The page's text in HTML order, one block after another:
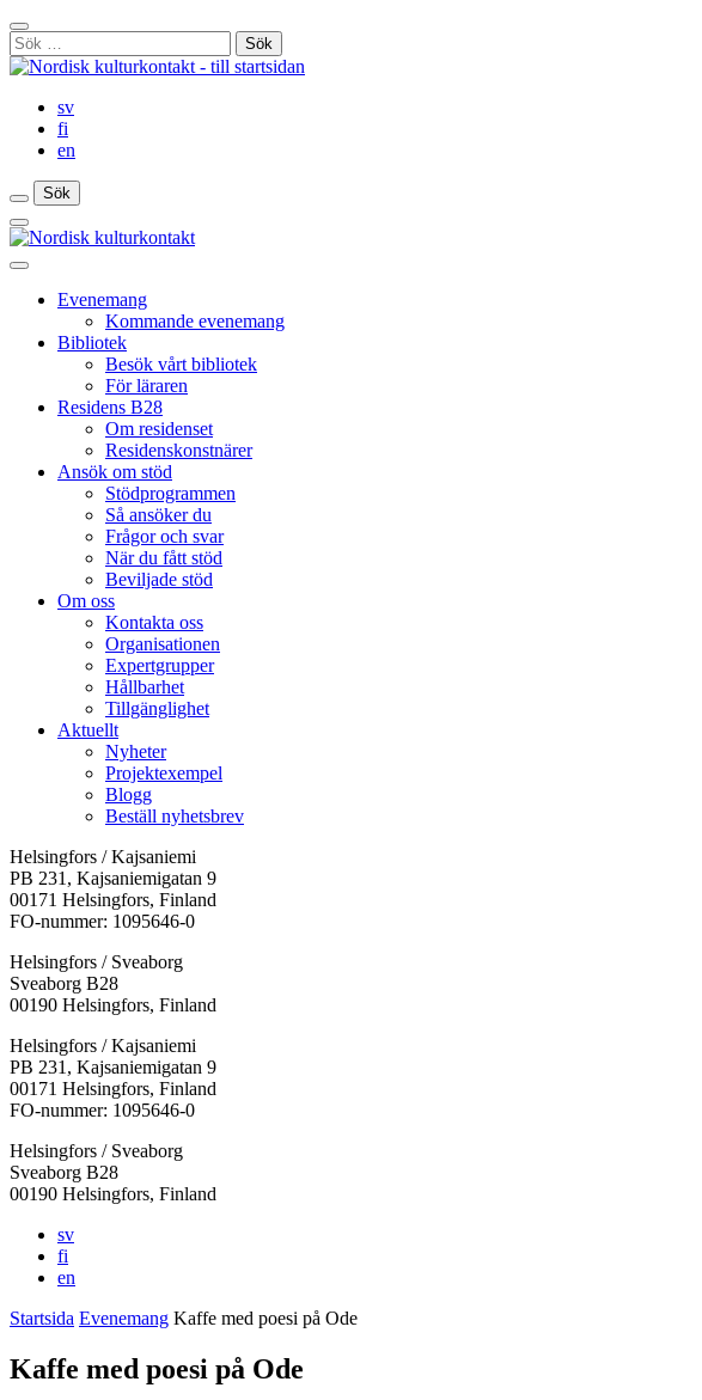
Gå
till
innehåll
Stäng
sökfält
Sök
efter:
sv
fi
en
Sök
Sök
Sök
Huvudmeny
Stäng
huvudmenyn
Evenemang
Kommande evenemang
Bibliotek
Besök vårt bibliotek
För läraren
Residens B28
Om residenset
Residenskonstnärer
Ansök om stöd
Stödprogrammen
Så ansöker du
Frågor och svar
När du fått stöd
Beviljade stöd
Om oss
Kontakta oss
Organisationen
Expertgrupper
Hållbarhet
Tillgänglighet
Aktuellt
Nyheter
Projektexempel
Blogg
Beställ nyhetsbrev
Helsingfors / Kajsaniemi
PB 231, Kajsaniemigatan 9
00171 Helsingfors, Finland
FO-nummer: 1095646-0
Helsingfors / Sveaborg
Sveaborg B28
00190 Helsingfors, Finland
Facebook:
Öppnas
i
en
flik
Instagram:
Öppnas
i
en
flik
TikTok:
Öppnas
i
en
flik
Youtube:
Öppnas
i
en
flik
Vimeo:
Öppnas
i
en
flik
Helsingfors / Kajsaniemi
PB 231, Kajsaniemigatan 9
00171 Helsingfors, Finland
FO-nummer: 1095646-0
Helsingfors / Sveaborg
Sveaborg B28
00190 Helsingfors, Finland
sv
fi
en
Startsida Evenemang Kaffe med poesi på Ode
Kaffe med poesi på Ode